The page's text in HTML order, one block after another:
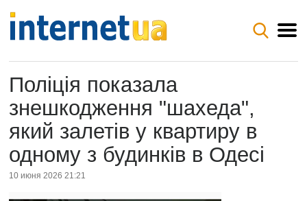
Поліція показала
знешкодження "шахеда",
який залетів у квартиру в
одному з будинків в Одесі
10 июня 2026 21:21